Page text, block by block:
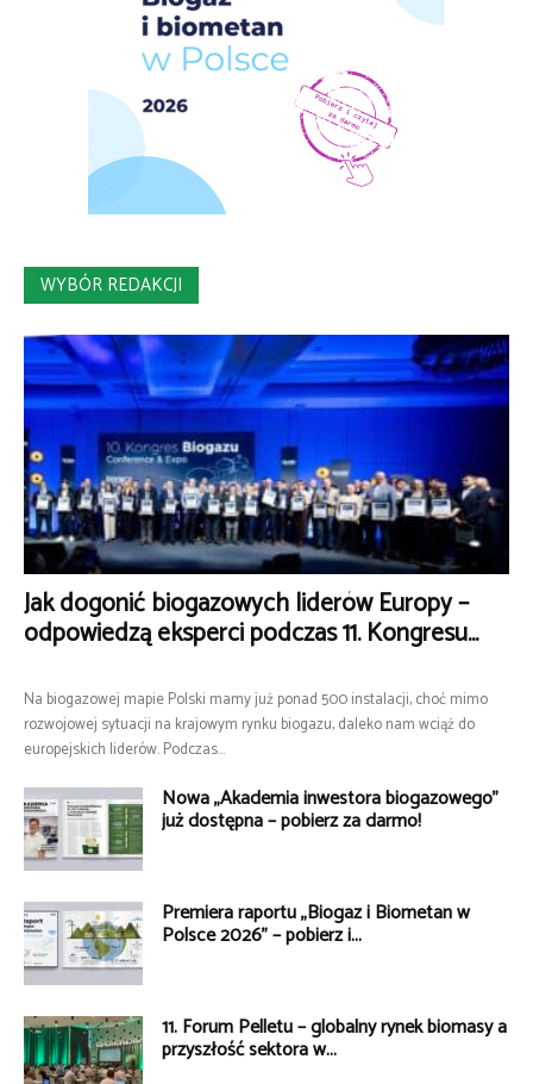
WYBÓR REDAKCJI
Jak dogonić biogazowych liderów Europy –
odpowiedzą eksperci podczas 11. Kongresu...
Na biogazowej mapie Polski mamy już ponad 500 instalacji, choć mimo
rozwojowej sytuacji na krajowym rynku biogazu, daleko nam wciąż do
europejskich liderów. Podczas...
Nowa „Akademia inwestora biogazowego”
już dostępna – pobierz za darmo!
Premiera raportu „Biogaz i Biometan w
Polsce 2026” – pobierz i...
11. Forum Pelletu – globalny rynek biomasy a
przyszłość sektora w...